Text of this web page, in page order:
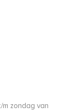
zondag van